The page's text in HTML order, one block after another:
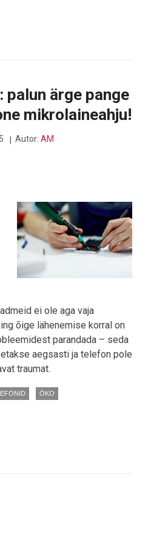
palun ärge pange
mikrolaineahju!
Autor: AM
ei ole aga vaja
õige lähenemise korral on
parandada – seda
aegsasti ja telefon pole
traumat.
ÖKO